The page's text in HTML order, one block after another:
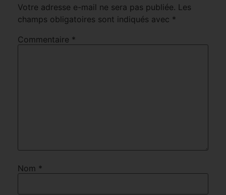
Votre adresse e-mail ne sera pas publiée. Les
champs obligatoires sont indiqués avec *
Commentaire *
Nom *